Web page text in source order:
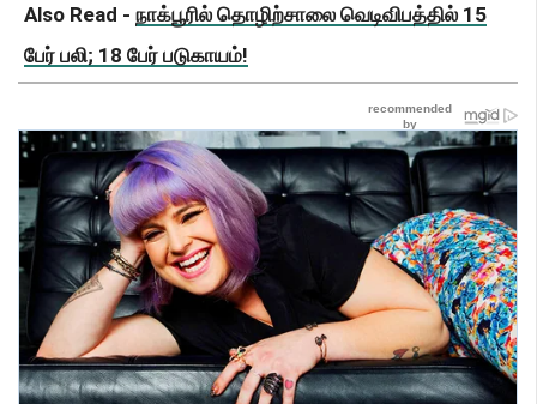
Also Read - நாக்பூரில் தொழிற்சாலை வெடிவிபத்தில் 15
பேர் பலி; 18 பேர் படுகாயம்!